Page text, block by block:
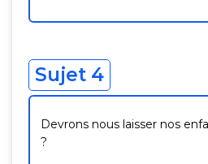
Sujet 4
Devrons nous laisser nos
?